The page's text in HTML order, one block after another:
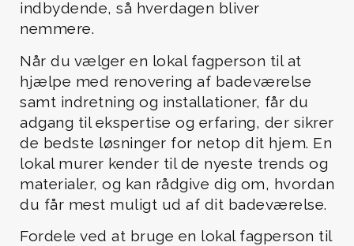
indbydende, så hverdagen bliver
nemmere.
Når du vælger en lokal fagperson til at
hjælpe med renovering af badeværelse
samt indretning og installationer, får du
adgang til ekspertise og erfaring, der sikrer
de bedste løsninger for netop dit hjem. En
lokal murer kender til de nyeste trends og
materialer, og kan rådgive dig om, hvordan
du får mest muligt ud af dit badeværelse.
Fordele ved at bruge en lokal fagperson til